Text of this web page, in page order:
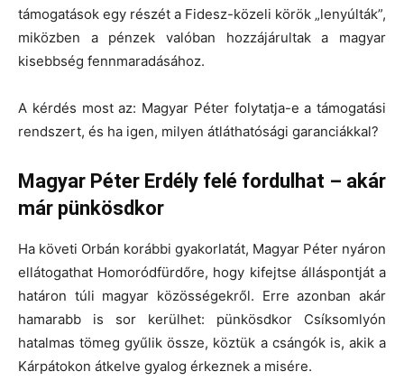
támogatások egy részét a Fidesz-közeli körök „lenyúlták”,
miközben a pénzek valóban hozzájárultak a magyar
kisebbség fennmaradásához.
A kérdés most az: Magyar Péter folytatja-e a támogatási
rendszert, és ha igen, milyen átláthatósági garanciákkal?
Magyar Péter Erdély felé fordulhat – akár
már pünkösdkor
Ha követi Orbán korábbi gyakorlatát, Magyar Péter nyáron
ellátogathat Homoródfürdőre, hogy kifejtse álláspontját a
határon túli magyar közösségekről. Erre azonban akár
hamarabb is sor kerülhet: pünkösdkor Csíksomlyón
hatalmas tömeg gyűlik össze, köztük a csángók is, akik a
Kárpátokon átkelve gyalog érkeznek a misére.